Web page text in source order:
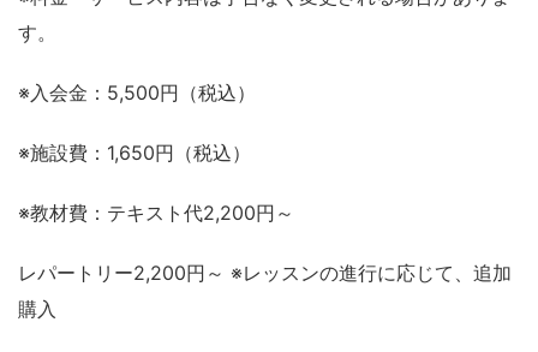
す。
※入会金：5,500円（税込）
※施設費：1,650円（税込）
※教材費：テキスト代2,200円～
レパートリー2,200円～ ※レッスンの進行に応じて、追加
購入